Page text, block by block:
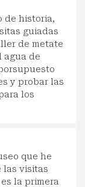
de historia,
guiadas
de metate
agua de
y probar las
los
que he
las visitas
la primera